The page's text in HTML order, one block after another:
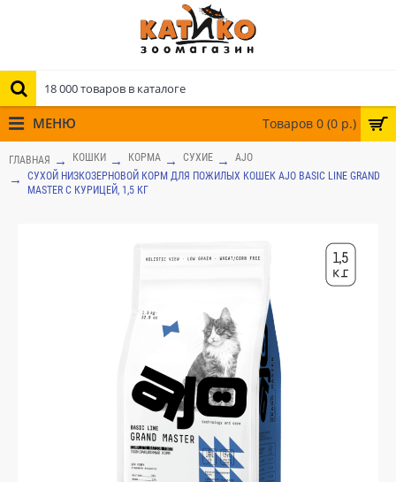
Товаров 0 (0 р.)
МЕНЮ
ГЛАВНАЯ КОШКИ КОРМА СУХИЕ
AJO
СУХОЙ НИЗКОЗЕРНОВОЙ КОРМ ДЛЯ ПОЖИЛЫХ КОШЕК AJO BASIC LINE GRAND
MASTER С КУРИЦЕЙ, 1,5 КГ